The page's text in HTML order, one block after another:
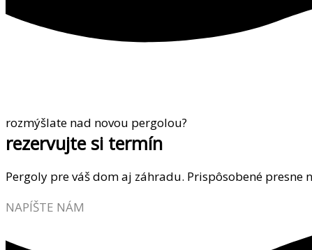
rozmýšlate nad novou pergolou?
rezervujte si termín
Pergoly pre váš dom aj záhradu. Prispôsobené presne
NAPÍŠTE NÁM